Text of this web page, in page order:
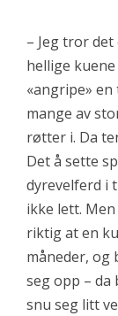
– Jeg tror
hellige
«angripe»
mange av
røtter i. Da
Det å sette
dyrevelferd i
ikke lett.
riktig at en
måneder, og
seg opp –
snu seg litt